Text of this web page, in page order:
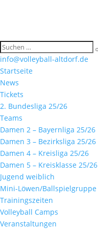
info@volleyball-altdorf.de
Startseite
News
Tickets
2. Bundesliga 25/26
Teams
Damen 2 – Bayernliga 25/26
Damen 3 – Bezirksliga 25/26
Damen 4 – Kreisliga 25/26
Damen 5 – Kreisklasse 25/26
Jugend weiblich
Mini-Löwen/Ballspielgruppe
Trainingszeiten
Volleyball Camps
Veranstaltungen